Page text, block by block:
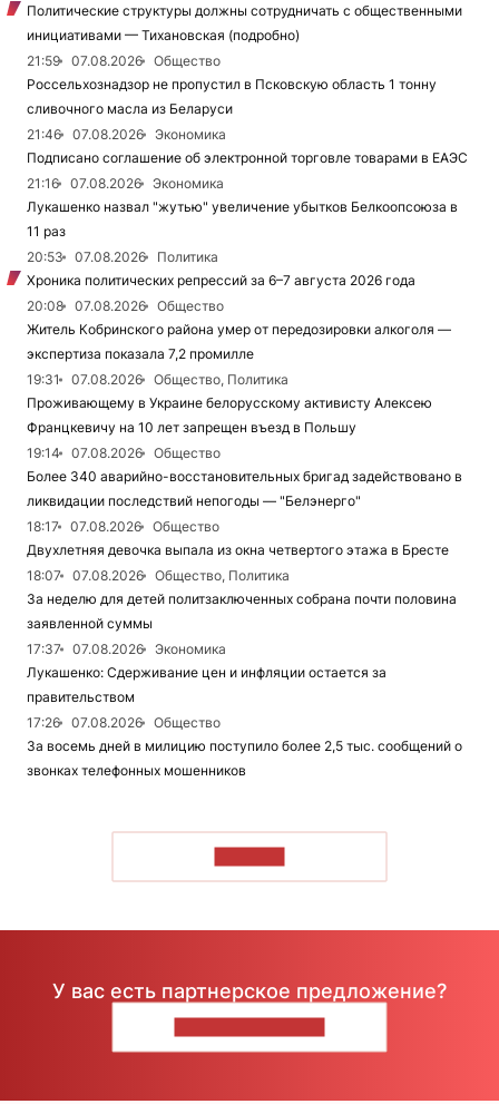
Политические структуры должны сотрудничать с общественными
инициативами — Тихановская (подробно)
21:59
07.08.2026
Общество
Россельхознадзор не пропустил в Псковскую область 1 тонну
сливочного масла из Беларуси
21:46
07.08.2026
Экономика
Подписано соглашение об электронной торговле товарами в ЕАЭС
21:16
07.08.2026
Экономика
Лукашенко назвал "жутью" увеличение убытков Белкоопсоюза в
11 раз
20:53
07.08.2026
Политика
Хроника политических репрессий за 6–7 августа 2026 года
20:08
07.08.2026
Общество
Житель Кобринского района умер от передозировки алкоголя —
экспертиза показала 7,2 промилле
19:31
07.08.2026
Общество, Политика
Проживающему в Украине белорусскому активисту Алексею
Францкевичу на 10 лет запрещен въезд в Польшу
19:14
07.08.2026
Общество
Более 340 аварийно-восстановительных бригад задействовано в
ликвидации последствий непогоды — "Белэнерго"
18:17
07.08.2026
Общество
Двухлетняя девочка выпала из окна четвертого этажа в Бресте
18:07
07.08.2026
Общество, Политика
За неделю для детей политзаключенных собрана почти половина
заявленной суммы
17:37
07.08.2026
Экономика
Лукашенко: Сдерживание цен и инфляции остается за
правительством
17:26
07.08.2026
Общество
За восемь дней в милицию поступило более 2,5 тыс. сообщений о
звонках телефонных мошенников
У вас есть партнерское предложение?